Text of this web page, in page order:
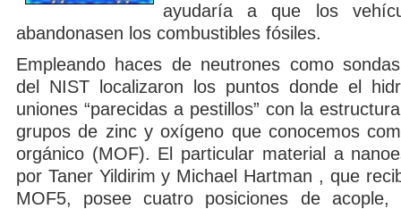
ayudaría a que los
abandonasen los combustibles fósiles.
Empleando haces de neutrones como
del NIST localizaron los puntos donde el
uniones “parecidas a pestillos” con la
grupos de zinc y oxígeno que conocemos
orgánico (MOF). El particular material a
por Taner Yildirim y Michael Hartman , que
MOF5, posee cuatro posiciones de acople,